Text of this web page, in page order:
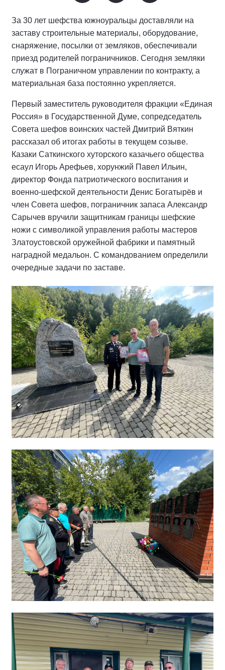
За 30 лет шефства южноуральцы доставляли на
заставу строительные материалы, оборудование,
снаряжение, посылки от земляков, обеспечивали
приезд родителей пограничников. Сегодня земляки
служат в Пограничном управлении по контракту, а
материальная база постоянно укрепляется.
Первый заместитель руководителя фракции «Единая
Россия» в Государственной Думе, сопредседатель
Совета шефов воинских частей Дмитрий Вяткин
рассказал об итогах работы в текущем созыве.
Казаки Саткинского хуторского казачьего общества
есаул Игорь Арефьев, хорунжий Павел Ильин,
директор Фонда патриотического воспитания и
военно-шефской деятельности Денис Богатырёв и
член Совета шефов, пограничник запаса Александр
Сарычев вручили защитникам границы шефские
ножи с символикой управления работы мастеров
Златоустовской оружейной фабрики и памятный
наградной медальон. С командованием определили
очередные задачи по заставе.